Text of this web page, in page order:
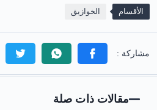
الأقسام الخوازيق
مقالات ذات صلة